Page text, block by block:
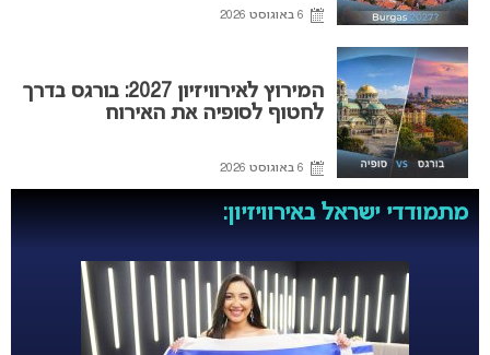
6 באוגוסט 2026
המירוץ לאירוויזיון 2027: בורגס בדרך
לחטוף לסופיה את האירוח
6 באוגוסט 2026
מתמודדי ישראל באירוויזיון: